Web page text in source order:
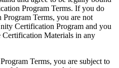
Program Terms. If you do
Terms, you are not
Certification Program and you
Certification Materials in any
Terms, you are subject to